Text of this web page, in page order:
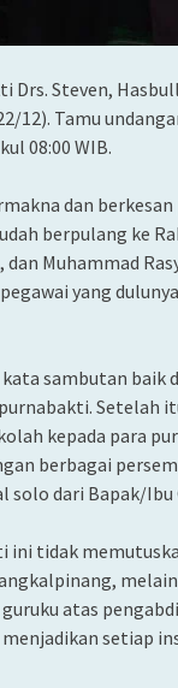
Steven,
12). Tamu
08:00 WIB.
dan
berpulang ke
Muhammad
yang
sambutan baik
Setelah
kepada para
berbagai
dari Bapak/Ibu
ini tidak
atas
setiap